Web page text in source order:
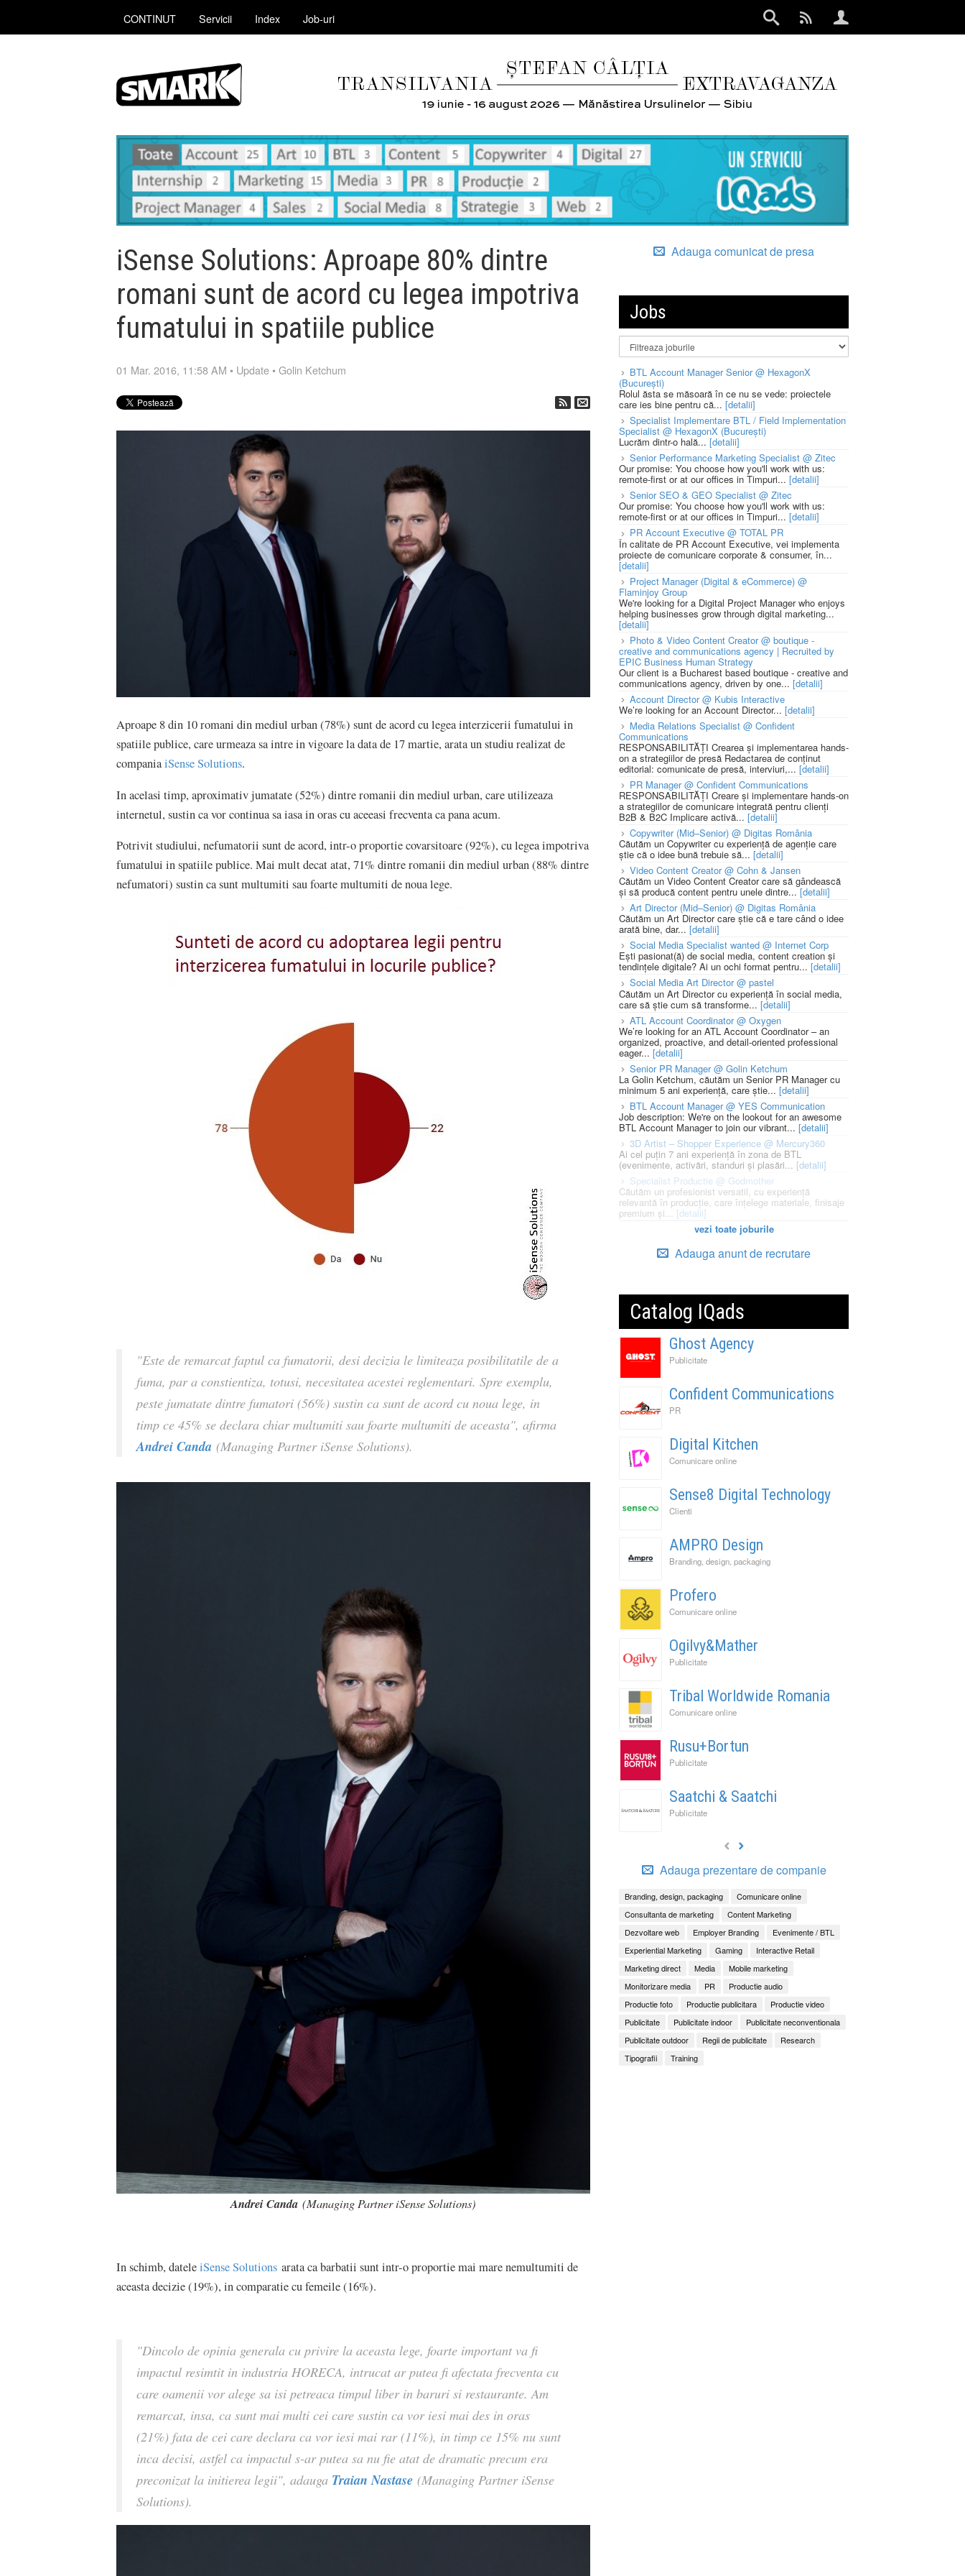
CONTINUT Servicii Index Job-uri
iSense Solutions: Aproape 80% dintre
romani sunt de acord cu legea impotriva
fumatului in spatiile publice
01 Mar. 2016, 11:58 AM • Update •Golin Ketchum
Aproape 8 din 10 romani din mediul urban (78%) sunt de acord cu legea interzicerii fumatului in
spatiile publice, care urmeaza sa intre in vigoare la data de 17 martie, arata un studiu realizat de
companiaiSense Solutions.
In acelasi timp, aproximativ jumatate (52%) dintre romanii din mediul urban, care utilizeaza
internetul, sustin ca vor continua sa iasa in oras cu aceeasi frecventa ca pana acum.
Potrivit studiului, nefumatorii sunt de acord, intr-o proportie covarsitoare (92%), cu legea impotriva
fumatului in spatiile publice. Mai mult decat atat, 71% dintre romanii din mediul urban (88% dintre
nefumatori) sustin ca sunt multumiti sau foarte multumiti de noua lege.
"Este de remarcat faptul ca fumatorii, desi decizia le limiteaza posibilitatile de a
fuma, par a constientiza, totusi, necesitatea acestei reglementari. Spre exemplu,
peste jumatate dintre fumatori (56%) sustin ca sunt de acord cu noua lege, in
timp ce 45% se declara chiar multumiti sau foarte multumiti de aceasta", afirma
Andrei Canda (Managing Partner iSense Solutions).
Andrei Canda (Managing Partner iSense Solutions)
In schimb, dateleiSense Solutions arata ca barbatii sunt intr-o proportie mai mare nemultumiti de
aceasta decizie (19%), in comparatie cu femeile (16%).
"Dincolo de opinia generala cu privire la aceasta lege, foarte important va fi
impactul resimtit in industria HORECA, intrucat ar putea fi afectata frecventa cu
care oamenii vor alege sa isi petreaca timpul liber in baruri si restaurante. Am
remarcat, insa, ca sunt mai multi cei care sustin ca vor iesi mai des in oras
(21%) fata de cei care declara ca vor iesi mai rar (11%), in timp ce 15% nu sunt
inca decisi, astfel ca impactul s-ar putea sa nu fie atat de dramatic precum era
preconizat la initierea legii", adauga Traian Nastase (Managing Partner iSense
Solutions).
Adauga comunicat de presa
Jobs
BTL Account Manager Senior @ HexagonX
(București)
Rolul ăsta se măsoară în ce nu se vede: proiectele
care ies bine pentru că... [detalii]
Specialist Implementare BTL / Field Implementation
Specialist @ HexagonX (București)
Lucrăm dintr-o hală... [detalii]
Senior Performance Marketing Specialist @ Zitec
Our promise: You choose how you'll work with us:
remote-first or at our offices in Timpuri... [detalii]
Senior SEO & GEO Specialist @ Zitec
Our promise: You choose how you'll work with us:
remote-first or at our offices in Timpuri... [detalii]
PR Account Executive @ TOTAL PR
În calitate de PR Account Executive, vei implementa
proiecte de comunicare corporate & consumer, în...
[detalii]
Project Manager (Digital & eCommerce) @
Flaminjoy Group
We're looking for a Digital Project Manager who enjoys
helping businesses grow through digital marketing...
[detalii]
Photo & Video Content Creator @ boutique -
creative and communications agency | Recruited by
EPIC Business Human Strategy
Our client is a Bucharest based boutique - creative and
communications agency, driven by one... [detalii]
Account Director @ Kubis Interactive
We’re looking for an Account Director... [detalii]
Media Relations Specialist @ Confident
Communications
RESPONSABILITĂȚI Crearea și implementarea hands-
on a strategiilor de presă Redactarea de conținut
editorial: comunicate de presă, interviuri,... [detalii]
PR Manager @ Confident Communications
RESPONSABILITĂȚI Creare și implementare hands-on
a strategiilor de comunicare integrată pentru clienți
B2B & B2C Implicare activă... [detalii]
Copywriter (Mid–Senior) @ Digitas România
Căutăm un Copywriter cu experiență de agenție care
știe că o idee bună trebuie să... [detalii]
Video Content Creator @ Cohn & Jansen
Căutăm un Video Content Creator care să gândească
și să producă content pentru unele dintre... [detalii]
Art Director (Mid–Senior) @ Digitas România
Căutăm un Art Director care știe că e tare când o idee
arată bine, dar... [detalii]
Social Media Specialist wanted @ Internet Corp
Ești pasionat(ă) de social media, content creation și
tendințele digitale? Ai un ochi format pentru... [detalii]
Social Media Art Director @ pastel
Căutăm un Art Director cu experiență în social media,
care să știe cum să transforme... [detalii]
ATL Account Coordinator @ Oxygen
We’re looking for an ATL Account Coordinator – an
organized, proactive, and detail-oriented professional
eager... [detalii]
Senior PR Manager @ Golin Ketchum
La Golin Ketchum, căutăm un Senior PR Manager cu
minimum 5 ani experiență, care știe... [detalii]
BTL Account Manager @ YES Communication
Job description: We're on the lookout for an awesome
BTL Account Manager to join our vibrant... [detalii]
3D Artist – Shopper Experience @ Mercury360
Ai cel puțin 7 ani experiență în zona de BTL
(evenimente, activări, standuri și plasări... [detalii]
Specialist Productie @ Godmother
Căutăm un profesionist versatil, cu experiență
relevantă în producție, care înțelege materiale, finisaje
premium și... [detalii]
vezi toate joburile
Adauga anunt de recrutare
Catalog IQads
Ghost Agency
Publicitate
Confident Communications
PR
Digital Kitchen
Comunicare online
Sense8 Digital Technology
Clienti
AMPRO Design
Branding, design, packaging
Profero
Comunicare online
Ogilvy&Mather
Publicitate
Tribal Worldwide Romania
Comunicare online
Rusu+Bortun
Publicitate
Saatchi & Saatchi
Publicitate
Adauga prezentare de companie
Branding, design, packaging
Comunicare online
Consultanta de marketing
Content Marketing
Dezvoltare web
Employer Branding
Evenimente / BTL
Experiential Marketing
Gaming
Interactive Retail
Marketing direct
Media
Mobile marketing
Monitorizare media
PR
Productie audio
Productie foto
Productie publicitara
Productie video
Publicitate
Publicitate indoor
Publicitate neconventionala
Publicitate outdoor
Regii de publicitate
Research
Tipografii
Training